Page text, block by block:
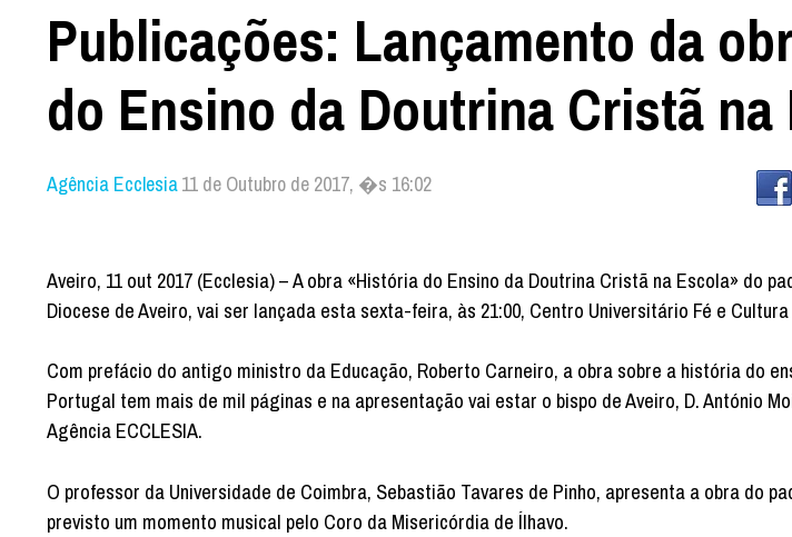
Publicações: Lançamento da
do Ensino da Doutrina Cristã na
Agência Ecclesia11 de Outubro de 2017, �s 16:02
Aveiro, 11 out 2017 (Ecclesia) – A obra «História do Ensino da Doutrina Cristã na Escola» do
Diocese de Aveiro, vai ser lançada esta sexta-feira, às 21:00, Centro Universitário Fé e
Com prefácio do antigo ministro da Educação, Roberto Carneiro, a obra sobre a história do
Portugal tem mais de mil páginas e na apresentação vai estar o bispo de Aveiro, D. António
Agência ECCLESIA.
O professor da Universidade de Coimbra, Sebastião Tavares de Pinho, apresenta a obra do
previsto um momento musical pelo Coro da Misericórdia de Ílhavo.